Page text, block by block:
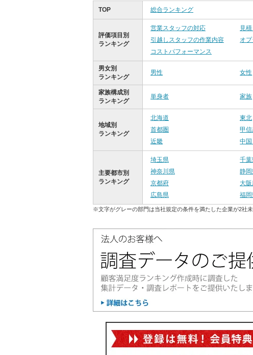
TOP 総合ランキング
評価項目別
ランキング
営業スタッフの対応 見積
引越しスタッフの作業内容
オ
コストパフォーマンス
男女別
ランキング
男性 女性
家族構成別
ランキング
単身者 家族
地域別
ランキング
北海道 東北
首都圏
甲
近畿
中国
主要都市別
ランキング
埼玉県 千
神奈川県
静
京都府
大
広島県
福
※文字がグレーの部門は当社規定の条件を満たした企業が2社未